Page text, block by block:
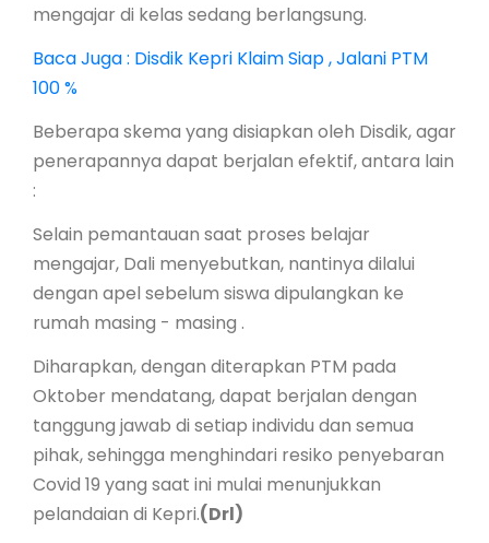
mengajar di kelas sedang berlangsung.
Baca Juga : Disdik Kepri Klaim Siap , Jalani PTM
100 %
Beberapa skema yang disiapkan oleh Disdik, agar
penerapannya dapat berjalan efektif, antara lain
:
Selain pemantauan saat proses belajar
mengajar, Dali menyebutkan, nantinya dilalui
dengan apel sebelum siswa dipulangkan ke
rumah masing - masing .
Diharapkan, dengan diterapkan PTM pada
Oktober mendatang, dapat berjalan dengan
tanggung jawab di setiap individu dan semua
pihak, sehingga menghindari resiko penyebaran
Covid 19 yang saat ini mulai menunjukkan
pelandaian di Kepri.(Drl)